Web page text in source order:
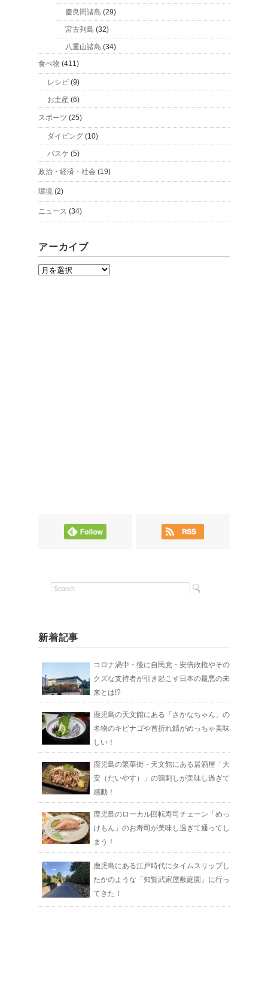
慶良間諸島 (29)
宮古列島 (32)
八重山諸島 (34)
食べ物 (411)
レシピ (9)
お土産 (6)
スポーツ (25)
ダイビング (10)
バスケ (5)
政治・経済・社会 (19)
環境 (2)
ニュース (34)
アーカイブ
ア
新着記事
コロナ渦中・後に自民党・安倍政権やその
クズな支持者が引き起こす日本の最悪の未
来とは!?
鹿児島の天文館にある「さかなちゃん」の
名物のキビナゴや首折れ鯖がめっちゃ美味
しい！
鹿児島の繁華街・天文館にある居酒屋「大
安（だいやす）」の鶏刺しが美味し過ぎて
感動！
鹿児島のローカル回転寿司チェーン「めっ
けもん」のお寿司が美味し過ぎて通ってし
まう！
鹿児島にある江戸時代にタイムスリップし
たかのような「知覧武家屋敷庭園」に行っ
てきた！